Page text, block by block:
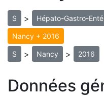
S > Hépato-Gastro-
Nancy + 2016
S > Nancy > 2016
Données